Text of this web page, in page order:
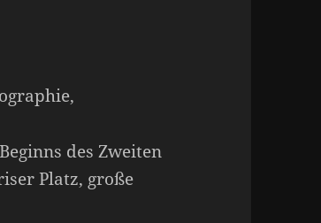
des Zweiten
Platz, große